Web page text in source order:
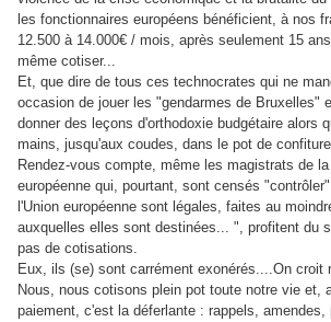
les fonctionnaires européens bénéficient, à nos
12.500 à 14.000€ / mois, après seulement 15
même cotiser...
Et, que dire de tous ces technocrates qui ne
occasion de jouer les "gendarmes de Bruxelles"
donner des leçons d'orthodoxie budgétaire alors
mains, jusqu'aux coudes, dans le pot de
Rendez-vous compte, même les magistrats de
européenne qui, pourtant, sont censés
l'Union européenne sont légales, faites au
auxquelles elles sont destinées... ", profitent du
pas de cotisations.
Eux, ils (se) sont carrément exonérés....On croit
Nous, nous cotisons plein pot toute notre vie et,
paiement, c'est la déferlante : rappels, amendes,